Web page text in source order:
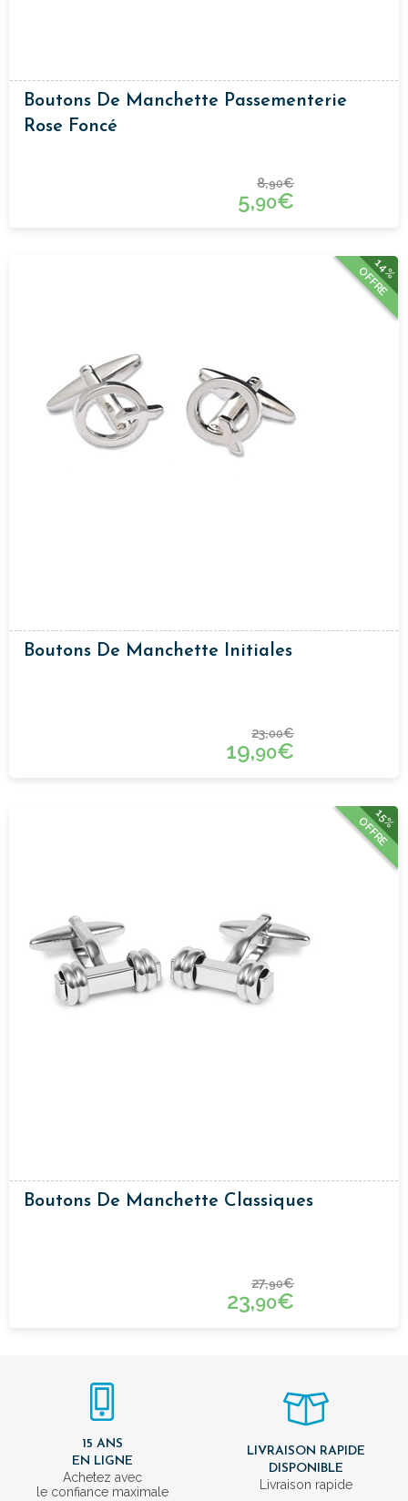
Boutons De Manchette Passementerie
Rose Foncé
8,90€
5,90€
14%
OFFRE
Boutons De Manchette Initiales
23,00€
19,90€
15%
OFFRE
Boutons De Manchette Classiques
27,90€
23,90€
15 ANS
EN LIGNE
Achetez avec
le confiance maximale
LIVRAISON RAPIDE
DISPONIBLE
Livraison rapide